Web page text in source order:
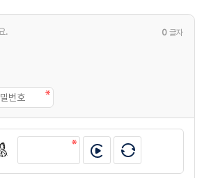
0 글자